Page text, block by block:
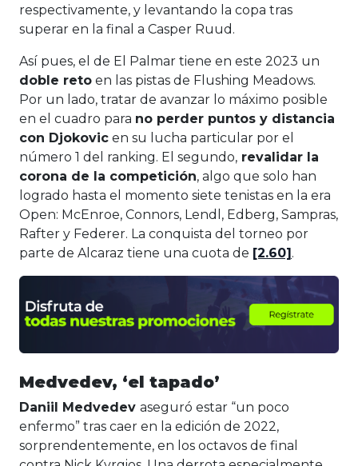
respectivamente, y levantando la copa tras
superar en la final a Casper Ruud.
Así pues, el de El Palmar tiene en este 2023 un
doble reto en las pistas de Flushing Meadows.
Por un lado, tratar de avanzar lo máximo posible
en el cuadro para no perder puntos y distancia
con Djokovic en su lucha particular por el
número 1 del ranking. El segundo, revalidar la
corona de la competición, algo que solo han
logrado hasta el momento siete tenistas en la era
Open: McEnroe, Connors, Lendl, Edberg, Sampras,
Rafter y Federer. La conquista del torneo por
parte de Alcaraz tiene una cuota de [2.60] .
Medvedev, ‘el tapado’
Daniil Medvedev aseguró estar “un poco
enfermo” tras caer en la edición de 2022,
sorprendentemente, en los octavos de final